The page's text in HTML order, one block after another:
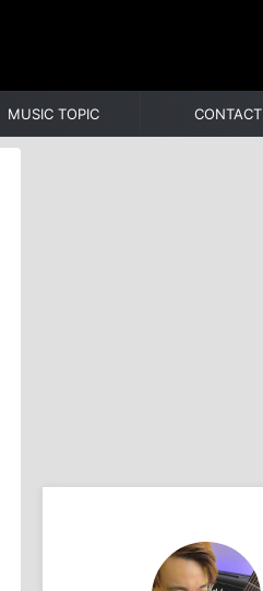
MUSIC TOPIC CONTACT